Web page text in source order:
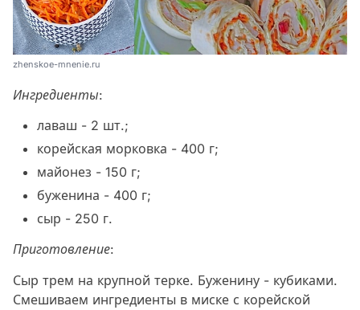
zhenskoe-mnenie.ru
Ингредиенты:
лаваш - 2 шт.;
корейская морковка - 400 г;
майонез - 150 г;
буженина - 400 г;
сыр - 250 г.
Приготовление:
Сыр трем на крупной терке. Буженину - кубиками.
Смешиваем ингредиенты в миске с корейской